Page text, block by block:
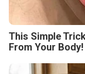
This Simple
From Your Body!